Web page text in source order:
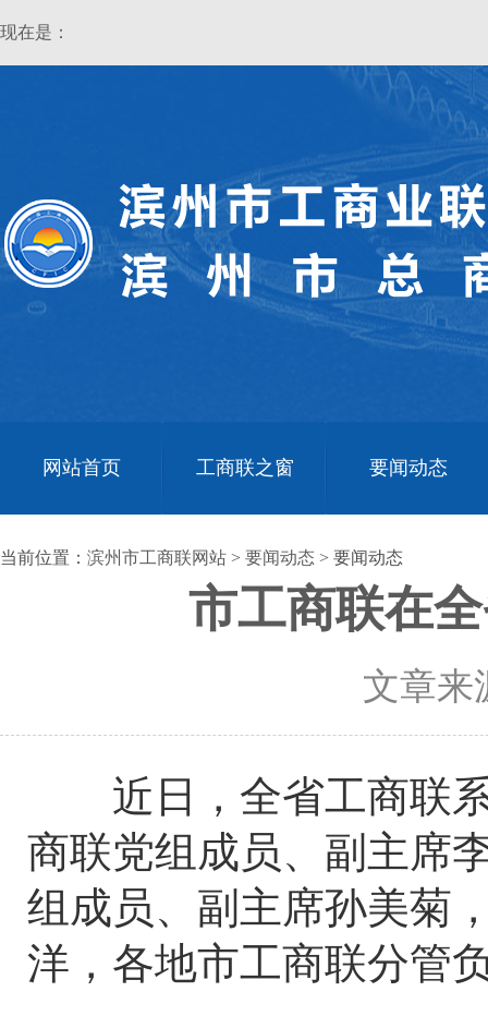
现在是：
网站首页 工商联之窗 要闻动态
当前位置： 滨州市工商联网站 > 要闻动态 > 要闻动态
市工商联在
文章来
近日，全省工商联系
商联党组成员、副主席
组成员、副主席孙美菊
洋，各地市工商联分管